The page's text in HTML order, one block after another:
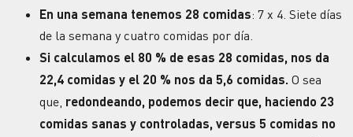
En una semana tenemos 28 comidas: 7 x 4. Siete días
de la semana y cuatro comidas por día.
Si calculamos el 80 % de esas 28 comidas, nos da
22,4 comidas y el 20 % nos da 5,6 comidas. O sea
que, redondeando, podemos decir que, haciendo 23
comidas sanas y controladas, versus 5 comidas no